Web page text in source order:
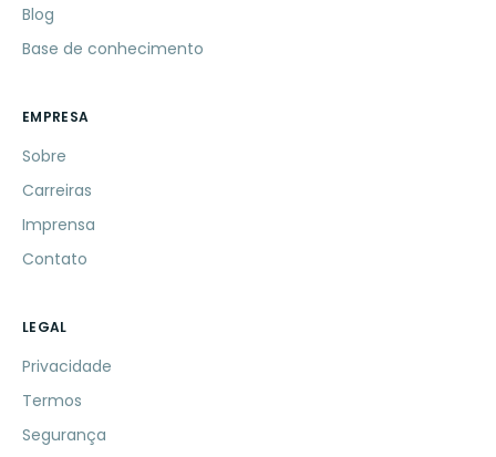
Blog
Base de conhecimento
EMPRESA
Sobre
Carreiras
Imprensa
Contato
LEGAL
Privacidade
Termos
Segurança